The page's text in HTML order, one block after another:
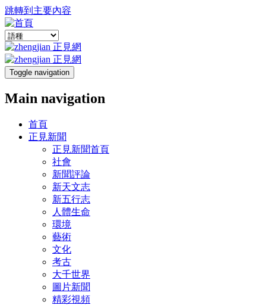
跳轉到主要內容
Toggle navigation
Main navigation
首頁
正見新聞
正見新聞首頁
社會
新聞評論
新天文志
新五行志
人體生命
環境
藝術
文化
考古
大千世界
圖片新聞
精彩視頻